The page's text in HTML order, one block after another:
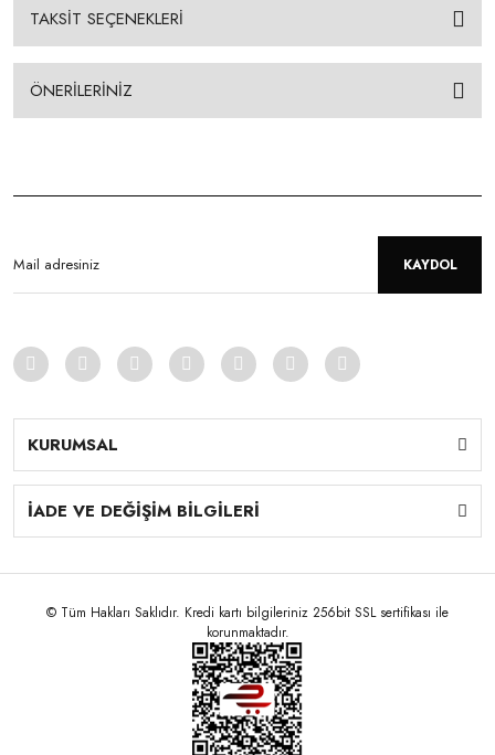
TAKSİT SEÇENEKLERİ
ÖNERİLERİNİZ
KAYDOL
KURUMSAL
İADE VE DEĞİŞİM BİLGİLERİ
© Tüm Hakları Saklıdır. Kredi kartı bilgileriniz 256bit SSL sertifikası ile
korunmaktadır.